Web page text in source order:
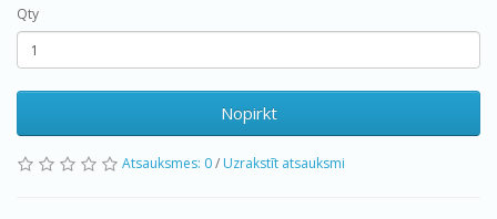
Qty
Nopirkt
Atsauksmes: 0/ Uzrakstīt atsauksmi